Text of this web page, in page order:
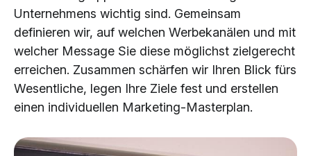
Unternehmens wichtig sind. Gemeinsam
definieren wir, auf welchen Werbekanälen und mit
welcher Message Sie diese möglichst zielgerecht
erreichen. Zusammen schärfen wir Ihren Blick fürs
Wesentliche, legen Ihre Ziele fest und erstellen
einen individuellen Marketing-Masterplan.